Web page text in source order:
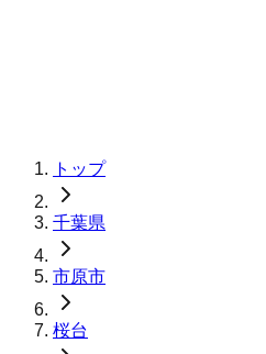
トップ
千葉県
市原市
桜台